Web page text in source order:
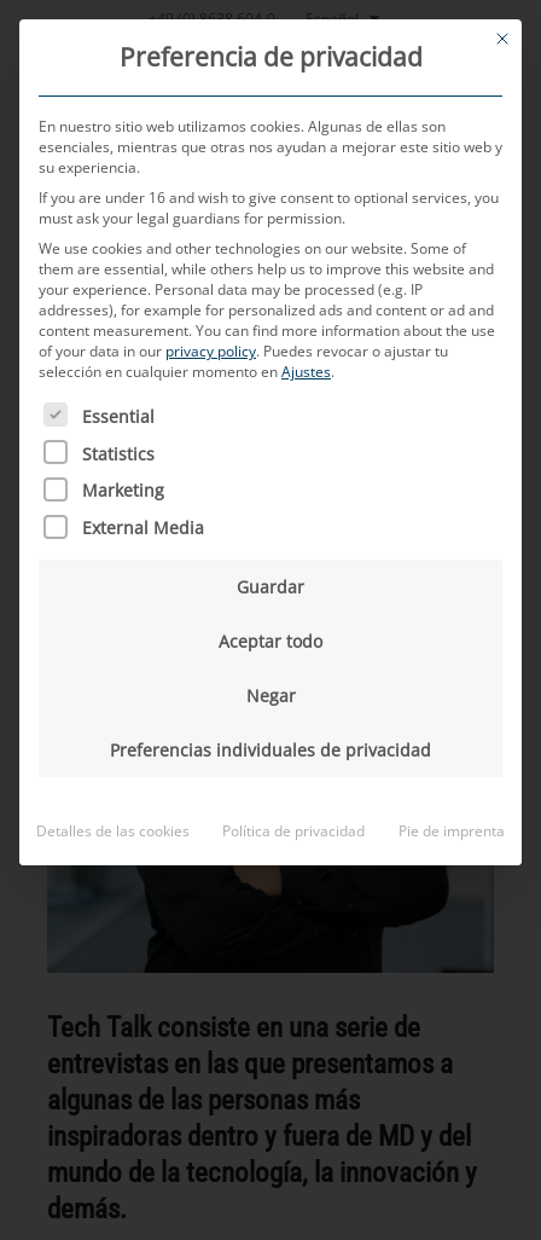
Saltar
+49 (0) 8638 604-0 Español
POSTED ON12 DE SEPTIEMBRE DE 2024 BYOSCAR VEGA
La próxima generación de
mazos de cables para
vehículos conectados
Tech Talk consiste en una serie de
entrevistas en las que presentamos a
algunas de las personas más
inspiradoras dentro y fuera de MD y del
mundo de la tecnología, la innovación y
demás.
This
Preferencia de privacidad
En nuestro sitio web utilizamos cookies. Algunas de ellas son
esenciales, mientras que otras nos ayudan a mejorar este sitio web y
su experiencia.
If you are under 16 and wish to give consent to optional services, you
must ask your legal guardians for permission.
We use cookies and other technologies on our website. Some of
them are essential, while others help us to improve this website and
your experience. Personal data may be processed (e.g. IP
addresses), for example for personalized ads and content or ad and
content measurement.You can find more information about the use
of your data in our privacy policy. Puedes revocar o ajustar tu
selección en cualquier momento enAjustes.
A CONTINUACIÓN FIGURA UNA LISTA DE LOS GRUPOS
Essential
Statistics
Marketing
External Media
Guardar
Aceptar todo
Negar
Preferencias individuales de privacidad
Detalles de las cookies Política de privacidad Pie de imprenta